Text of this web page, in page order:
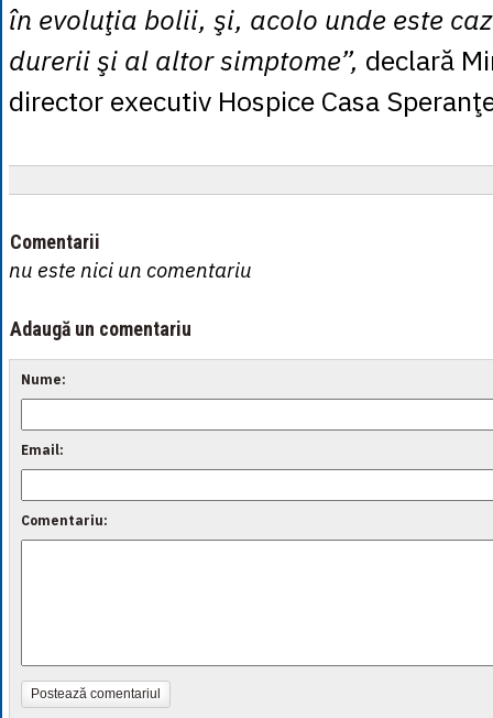
în evoluţia bolii, şi, acolo unde este
durerii şi al altor simptome”, declară
director executiv Hospice Casa
Comentarii
nu este nici un comentariu
Adaugă un comentariu
Nume:
Email:
Comentariu:
Postează comentariul